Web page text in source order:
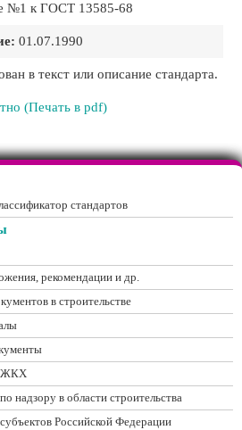
№1 к ГОСТ 13585-68
01.07.1990
в текст или описание стандарта.
(Печать в pdf)
стандартов
рекомендации и др.
в строительстве
ЖКХ
надзору в области строительства
Российской Федерации